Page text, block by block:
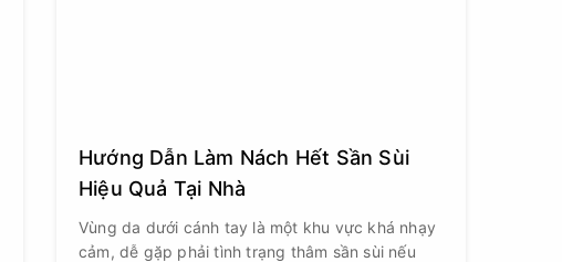
Hướng Dẫn Làm Nách Hết Sần Sùi
Hiệu Quả Tại Nhà
Vùng da dưới cánh tay là một khu vực khá nhạy
cảm, dễ gặp phải tình trạng thâm sần sùi nếu